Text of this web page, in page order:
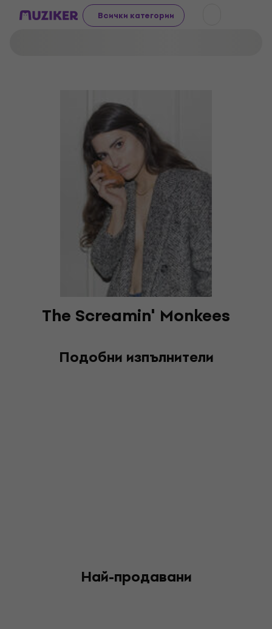
Всички категории
The Screamin' Monkees
Подобни изпълнители
Най-продавани